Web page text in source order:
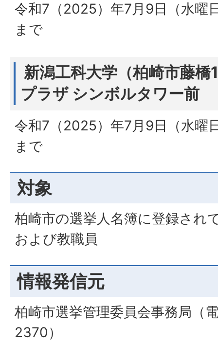
令和7（2025）年7月9日（水曜
まで
新潟工科大学（柏崎市藤
プラザ シンボルタワー前
令和7（2025）年7月9日（水曜
まで
対象
柏崎市の選挙人名簿に登録され
および教職員
情報発信元
柏崎市選挙管理委員会事務局（
2370）